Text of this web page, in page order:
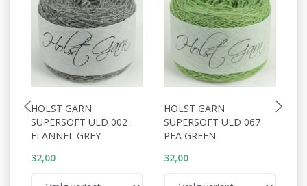
HOLST GARN
SUPERSOFT ULD 002
FLANNEL GREY
32,00
HOLST GARN
SUPERSOFT ULD 067
PEA GREEN
32,00